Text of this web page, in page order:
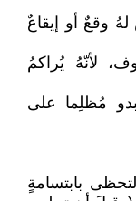
وقعٌ أو إيقاعٌ
لأنّهُ يُراكمُ
مُظلِما على
بابتسامةٍ